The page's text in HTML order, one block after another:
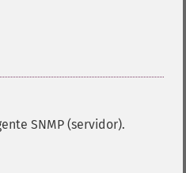
SNMP (servidor).